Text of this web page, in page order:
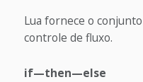
Lua fornece o
controle de fluxo.
if—then—else